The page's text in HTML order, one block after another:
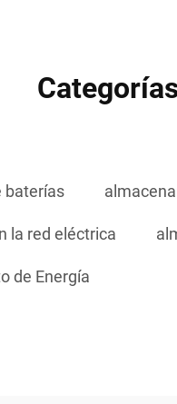
baterías
la red eléctrica
de Energía